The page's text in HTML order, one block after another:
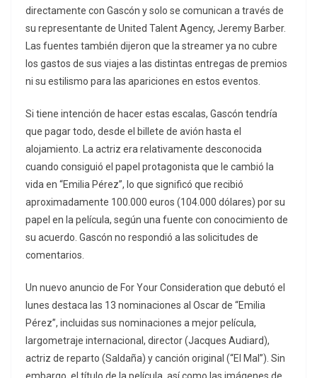
directamente con Gascón y solo se comunican a través de
su representante de United Talent Agency, Jeremy Barber.
Las fuentes también dijeron que la streamer ya no cubre
los gastos de sus viajes a las distintas entregas de premios
ni su estilismo para las apariciones en estos eventos.
Si tiene intención de hacer estas escalas, Gascón tendría
que pagar todo, desde el billete de avión hasta el
alojamiento. La actriz era relativamente desconocida
cuando consiguió el papel protagonista que le cambió la
vida en “Emilia Pérez”, lo que significó que recibió
aproximadamente 100.000 euros (104.000 dólares) por su
papel en la película, según una fuente con conocimiento de
su acuerdo. Gascón no respondió a las solicitudes de
comentarios.
Un nuevo anuncio de For Your Consideration que debutó el
lunes destaca las 13 nominaciones al Oscar de “Emilia
Pérez”, incluidas sus nominaciones a mejor película,
largometraje internacional, director (Jacques Audiard),
actriz de reparto (Saldaña) y canción original (“El Mal”). Sin